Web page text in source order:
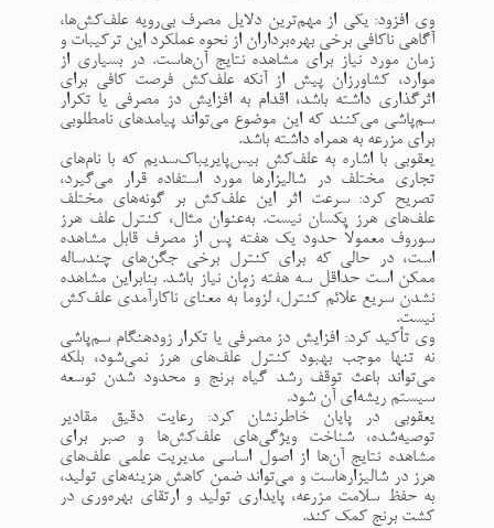
وی افزود: یکی از مهم‌ترین دلایل مصرف بی‌رویه علف‌کش‌ها،
آگاهی ناکافی برخی بهره‌برداران از نحوه عملکرد این ترکیبات و
زمان مورد نیاز برای مشاهده نتایج آن‌هاست. در بسیاری از
موارد، کشاورزان پیش از آنکه علف‌کش فرصت کافی برای
اثرگذاری داشته باشد، اقدام به افزایش دز مصرفی یا تکرار
سم‌پاشی می‌کنند که این موضوع می‌تواند پیامدهای نامطلوبی
برای مزرعه به همراه داشته باشد.
یعقوبی با اشاره به علف‌کش بیس‌پایریباک‌سدیم که با نام‌های
تجاری مختلف در شالیزارها مورد استفاده قرار می‌گیرد،
تصریح کرد: سرعت اثر این علف‌کش بر گونه‌های مختلف
علف‌های هرز یکسان نیست. به‌عنوان مثال، کنترل علف هرز
سوروف معمولاً حدود یک هفته پس از مصرف قابل مشاهده
است، در حالی که برای کنترل برخی جگن‌های چندساله
ممکن است حداقل سه هفته زمان نیاز باشد. بنابراین مشاهده
نشدن سریع علائم کنترل، لزوماً به معنای ناکارآمدی علف‌کش
نیست.
وی تأکید کرد: افزایش دز مصرفی یا تکرار زودهنگام سم‌پاشی
نه تنها موجب بهبود کنترل علف‌های هرز نمی‌شود، بلکه
می‌تواند باعث توقف رشد گیاه برنج و محدود شدن توسعه
سیستم ریشه‌ای آن شود.
یعقوبی در پایان خاطرنشان کرد: رعایت دقیق مقادیر
توصیه‌شده، شناخت ویژگی‌های علف‌کش‌ها و صبر برای
مشاهده نتایج آن‌ها از اصول اساسی مدیریت علمی علف‌های
هرز در شالیزارهاست و می‌تواند ضمن کاهش هزینه‌های تولید،
به حفظ سلامت مزرعه، پایداری تولید و ارتقای بهره‌وری در
کشت برنج کمک کند.